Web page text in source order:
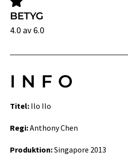
BETYG
4.0 av 6.0
INFO
Titel: Ilo Ilo
Regi:Anthony Chen
Produktion:Singapore 2013